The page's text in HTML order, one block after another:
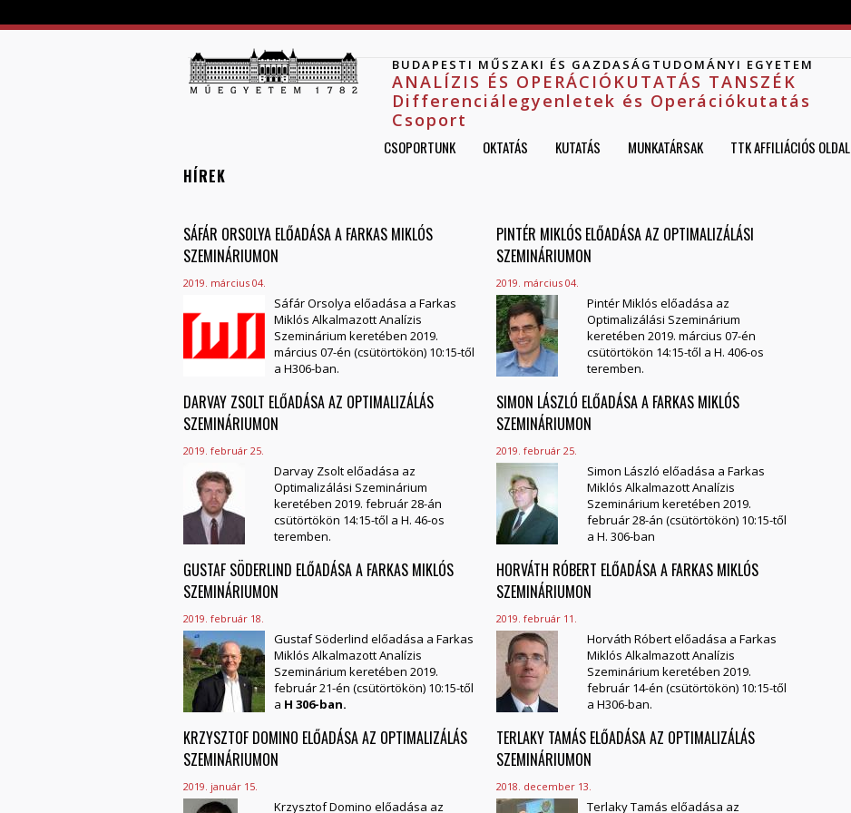
BUDAPESTI MŰSZAKI ÉS GAZDASÁGTUDOMÁNYI EGYETEM
ANALÍZIS ÉS OPERÁCIÓKUTATÁS TANSZÉK
Differenciálegyenletek és Operációkutatás
Csoport
CSOPORTUNK OKTATÁS KUTATÁS MUNKATÁRSAK TTK AFFILIÁCIÓS OLDAL
HÍREK
SÁFÁR ORSOLYA ELŐADÁSA A FARKAS MIKLÓS
SZEMINÁRIUMON
2019. március 04.
Sáfár Orsolya előadása a Farkas
Miklós Alkalmazott Analízis
Szeminárium keretében 2019.
március 07-én (csütörtökön) 10:15-től
a H306-ban.
PINTÉR MIKLÓS ELŐADÁSA AZ OPTIMALIZÁLÁSI
SZEMINÁRIUMON
2019. március 04.
Pintér Miklós előadása az
Optimalizálási Szeminárium
keretében 2019. március 07-én
csütörtökön 14:15-től a H. 406-os
teremben.
DARVAY ZSOLT ELŐADÁSA AZ OPTIMALIZÁLÁS
SZEMINÁRIUMON
2019. február 25.
Darvay Zsolt előadása az
Optimalizálási Szeminárium
keretében 2019. február 28-án
csütörtökön 14:15-től a H. 46-os
teremben.
SIMON LÁSZLÓ ELŐADÁSA A FARKAS MIKLÓS
SZEMINÁRIUMON
2019. február 25.
Simon László előadása a Farkas
Miklós Alkalmazott Analízis
Szeminárium keretében 2019.
február 28-án (csütörtökön) 10:15-től
a H. 306-ban
GUSTAF SÖDERLIND ELŐADÁSA A FARKAS MIKLÓS
SZEMINÁRIUMON
2019. február 18.
Gustaf Söderlind előadása a Farkas
Miklós Alkalmazott Analízis
Szeminárium keretében 2019.
február 21-én (csütörtökön) 10:15-től
a H 306-ban.
HORVÁTH RÓBERT ELŐADÁSA A FARKAS MIKLÓS
SZEMINÁRIUMON
2019. február 11.
Horváth Róbert előadása a Farkas
Miklós Alkalmazott Analízis
Szeminárium keretében 2019.
február 14-én (csütörtökön) 10:15-től
a H306-ban.
KRZYSZTOF DOMINO ELŐADÁSA AZ OPTIMALIZÁLÁS
SZEMINÁRIUMON
2019. január 15.
Krzysztof Domino előadása az
TERLAKY TAMÁS ELŐADÁSA AZ OPTIMALIZÁLÁS
SZEMINÁRIUMON
2018. december 13.
Terlaky Tamás előadása az
OLDALAK